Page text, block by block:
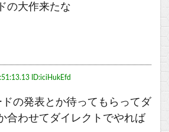
の大作来たな
ID:iciHukEfd
の発表とか待ってもらってダ
合わせてダイレクトでやれば